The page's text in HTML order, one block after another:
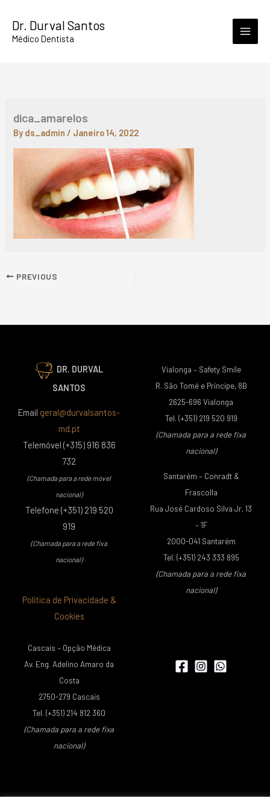
content
Dr. Durval Santos
Médico Dentista
dica_amarelos
By ds_admin/ Janeiro 14, 2022
PREVIOUS
DR. DURVAL
SANTOS
Email geral@durvalsantos-
md.pt
Telemóvel (+315) 916 836
732
(Chamada para a rede móvel
nacional)
Telefone (+351) 219 520
919
(Chamada para a rede fixa
nacional)
Política de Privacidade &
Cookies
Vialonga – Safety Smile
R. São Tomé e Príncipe, 8B
2625-696 Vialonga
Tel. (+351) 219 520 919
(Chamada para a rede fixa
nacional)
Santarém – Conradt &
Frascolla
Rua José Cardoso Silva Jr, 13
– 1F
2000-041 Santarém
Tel. (+351) 243 333 895
(Chamada para a rede fixa
nacional)
Cascais – Opção Médica
Av. Eng. Adelino Amaro da
Costa
2750-279 Cascais
Tel. (+351) 214 812 360
(Chamada para a rede fixa
nacional)